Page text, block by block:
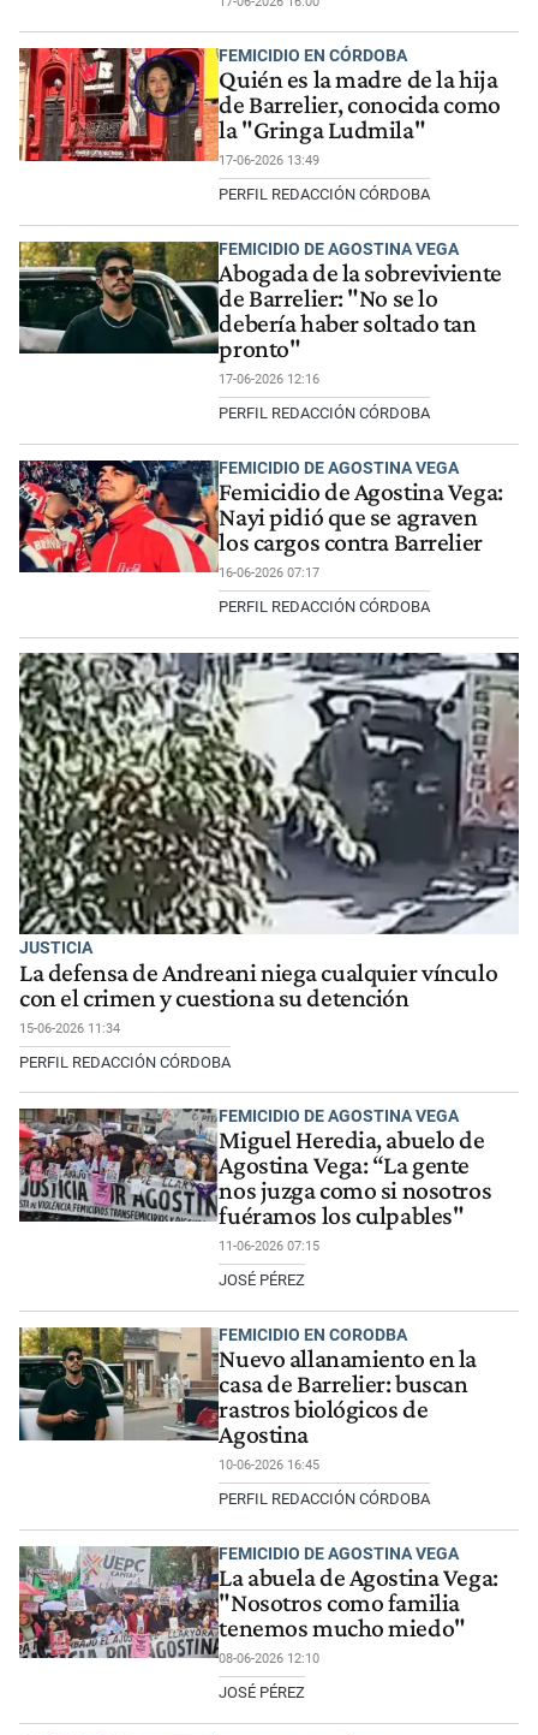
FEMICIDIO EN CÓRDOBA
Quién es la madre de la hija
de Barrelier, conocida como
la "Gringa Ludmila"
17-06-2026 13:49
PERFIL REDACCIÓN CÓRDOBA
FEMICIDIO DE AGOSTINA VEGA
Abogada de la sobreviviente
de Barrelier: "No se lo
debería haber soltado tan
pronto"
17-06-2026 12:16
PERFIL REDACCIÓN CÓRDOBA
FEMICIDIO DE AGOSTINA VEGA
Femicidio de Agostina Vega:
Nayi pidió que se agraven
los cargos contra Barrelier
16-06-2026 07:17
PERFIL REDACCIÓN CÓRDOBA
JUSTICIA
La defensa de Andreani niega cualquier vínculo
con el crimen y cuestiona su detención
15-06-2026 11:34
PERFIL REDACCIÓN CÓRDOBA
FEMICIDIO DE AGOSTINA VEGA
Miguel Heredia, abuelo de
Agostina Vega: “La gente
nos juzga como si nosotros
fuéramos los culpables"
11-06-2026 07:15
JOSÉ PÉREZ
FEMICIDIO EN CORODBA
Nuevo allanamiento en la
casa de Barrelier: buscan
rastros biológicos de
Agostina
10-06-2026 16:45
PERFIL REDACCIÓN CÓRDOBA
FEMICIDIO DE AGOSTINA VEGA
La abuela de Agostina Vega:
"Nosotros como familia
tenemos mucho miedo"
08-06-2026 12:10
JOSÉ PÉREZ